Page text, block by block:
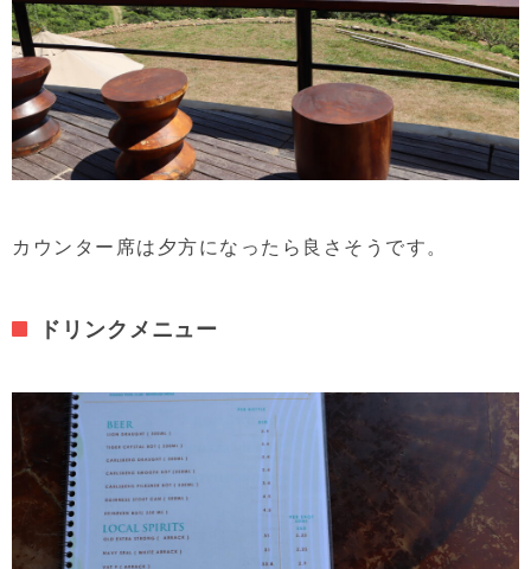
カウンター席は夕方になったら良さそうです。
ドリンクメニュー